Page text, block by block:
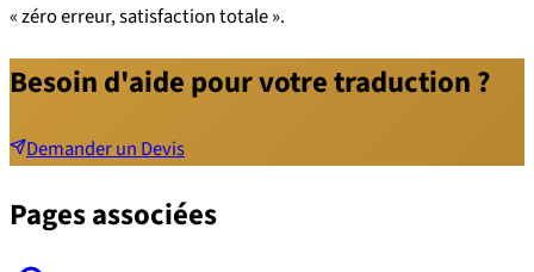
« zéro erreur, satisfaction totale ».
Besoin d'aide pour votre traduction ?
Demander un Devis
Pages associées